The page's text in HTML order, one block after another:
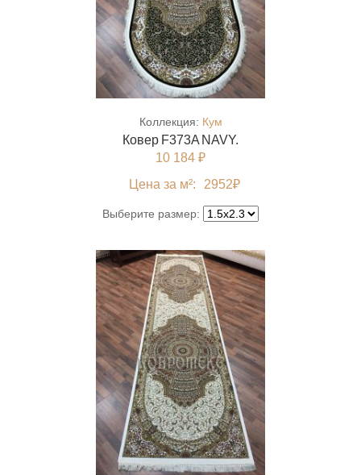
Коллекция: Кум
Ковер F373A NAVY.
10 184 ₽
Цена за м²:
2952₽
Выберите размер: